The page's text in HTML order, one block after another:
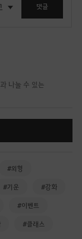
댓글
나눌 수 있는
#외형
#기운 #강화
#이벤트
#클래스